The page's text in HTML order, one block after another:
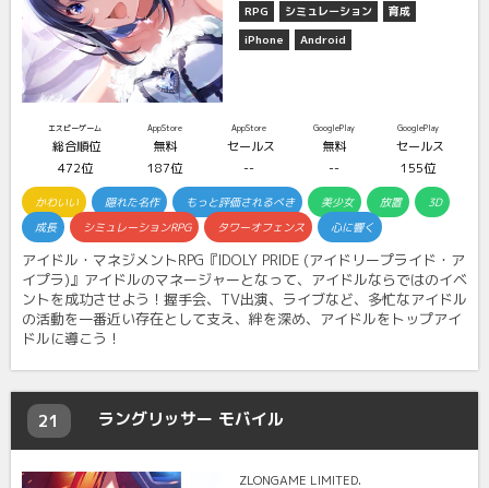
RPG シミュレーション
育成
iPhone
Android
エスピーゲーム
総合順位
472位
AppStore
無料
187位
AppStore
セールス
--
GooglePlay
無料
--
GooglePlay
セールス
155位
かわいい 隠れた名作 もっと評価されるべき 美少女 放置
3D
成長
シミュレーションRPG タワーオフェンス 心に響く
アイドル・マネジメントRPG『IDOLY PRIDE (アイドリープライド・ア
イプラ)』アイドルのマネージャーとなって、アイドルならではのイベ
ントを成功させよう！握手会、TV出演、ライブなど、多忙なアイドル
の活動を一番近い存在として支え、絆を深め、アイドルをトップアイ
ドルに導こう！
21 ラングリッサー モバイル
ZLONGAME LIMITED.